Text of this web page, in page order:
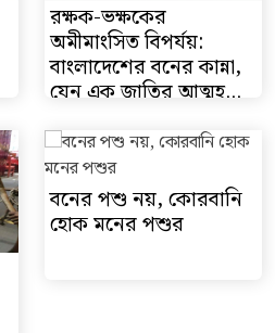
রক্ষক-ভক্ষকের
অমীমাংসিত বিপর্যয়:
বাংলাদেশের বনের কান্না,
যেন এক জাতির আত্মহ...
বনের পশু নয়, কোরবানি
হোক মনের পশুর